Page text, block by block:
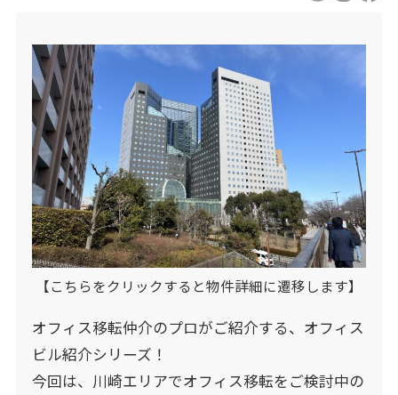
個人情報の取り扱いについて 運営会社
【こちらをクリックすると物件詳細に遷移します】
オフィス移転仲介のプロがご紹介する、オフィス
ビル紹介シリーズ！
今回は、川崎エリアでオフィス移転をご検討中の